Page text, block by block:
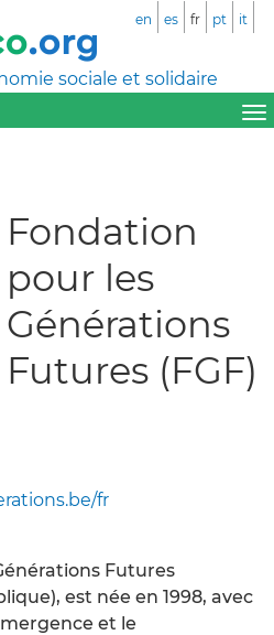
sociale et solidaire
en es fr pt it
Fondation
pour les
Générations
Futures (FGF)
fr
Futures
est née en 1998, avec
et le